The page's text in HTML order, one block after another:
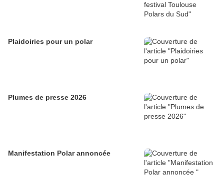
Plaidoiries pour un polar
Plumes de presse 2026
Manifestation Polar annoncée